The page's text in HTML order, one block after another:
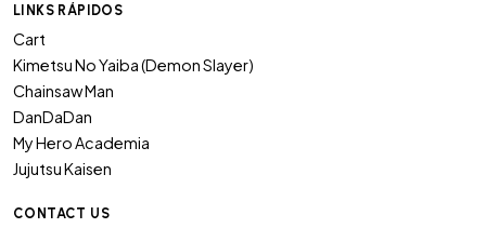
LINKS RÁPIDOS
Cart
Kimetsu No Yaiba (Demon Slayer)
Chainsaw Man
DanDaDan
My Hero Academia
Jujutsu Kaisen
CONTACT US